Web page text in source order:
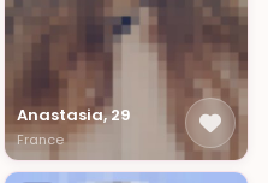
Anastasia, 29
France